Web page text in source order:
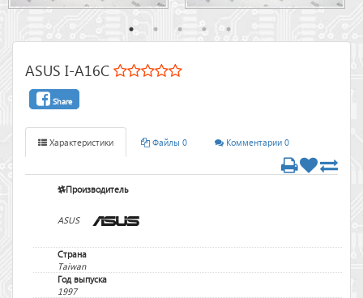
ASUS I-A16C
Share
Характеристики Файлы 0 Комментарии 0
Производитель
ASUS
Страна
Taiwan
Год выпуска
1997